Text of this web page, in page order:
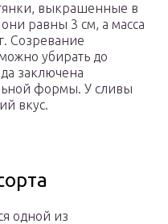
выкрашенные в
равны 3 см, а масса
Созревание
убирать до
заключена
формы. У сливы
вкус.
одной из